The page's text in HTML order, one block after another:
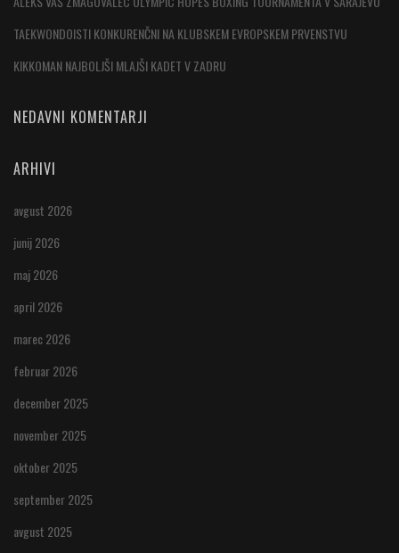
TAEKWONDOISTI KONKURENČNI NA KLUBSKEM EVROPSKEM PRVENSTVU
KIKKOMAN NAJBOLJŠI MLAJŠI KADET V ZADRU
NEDAVNI KOMENTARJI
ARHIVI
avgust 2026
junij 2026
maj 2026
april 2026
marec 2026
februar 2026
december 2025
november 2025
oktober 2025
september 2025
avgust 2025